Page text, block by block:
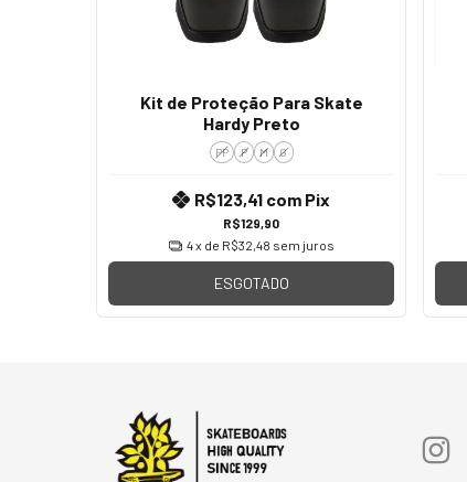
Kit de Proteção Para Skate
Hardy Preto
PP P M G
R$129,90
R$123,41 com Pix
4x de R$32,48 sem juros
ESGOTADO